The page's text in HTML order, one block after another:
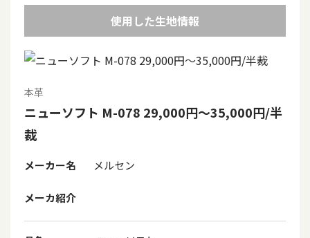
使用した生地情報
本革
ニューソフト M-078 29,000円～35,000円/半
裁
メーカー名 メルセン
メーカ紹介